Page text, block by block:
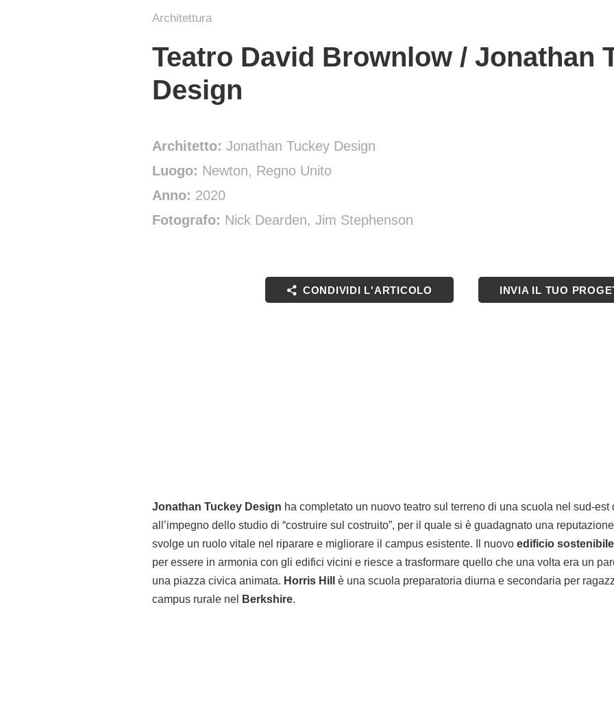
Architettura
Teatro David Brownlow / Jonathan
Design
Architetto: Jonathan Tuckey Design
Luogo: Newton, Regno Unito
Anno: 2020
Fotografo: Nick Dearden, Jim Stephenson
CONDIVIDI L'ARTICOLO INVIA IL TUO
Jonathan Tuckey Design ha completato un nuovo teatro sul terreno di una scuola nel sud-est
all’impegno dello studio di “costruire sul costruito”, per il quale si è guadagnato una
svolge un ruolo vitale nel riparare e migliorare il campus esistente. Il nuovo edificio sostenibile
per essere in armonia con gli edifici vicini e riesce a trasformare quello che una volta era un
una piazza civica animata. Horris Hill è una scuola preparatoria diurna e secondaria per
campus rurale nel
Berkshire.